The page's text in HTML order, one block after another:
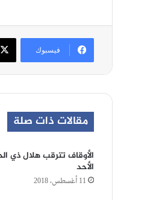
فيسبوك
مقالات ذات صلة
الأوقاف تترقب هلال ذي
الأحد
11 أغسطس، 2018